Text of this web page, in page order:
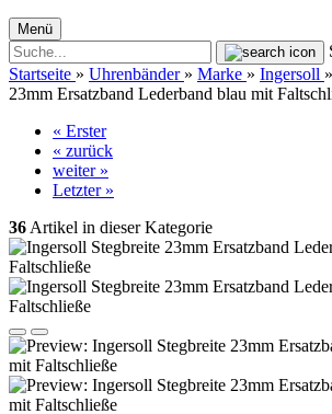
Menü
Startseite » Uhrenbänder » Marke » Ingersoll »
23mm Ersatzband Lederband blau mit
« Erster
« zurück
weiter »
Letzter »
36 Artikel in dieser Kategorie